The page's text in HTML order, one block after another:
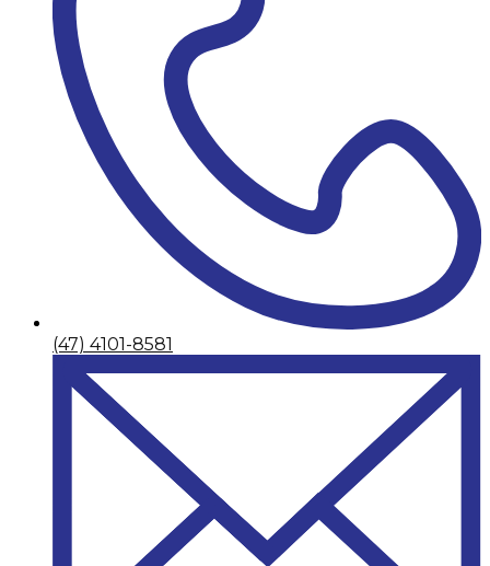
(47) 4101-8581